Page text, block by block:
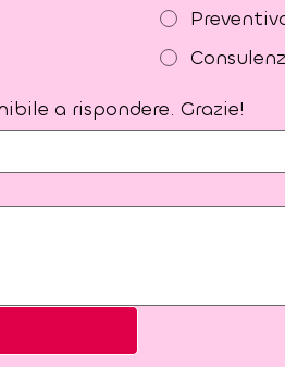
a rispondere. Grazie!